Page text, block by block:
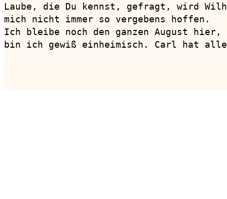
Laube, die Du kennst, gefragt, wird
mich nicht immer so vergebens hoffen.
Ich bleibe noch den ganzen August hier,
bin ich gewiß einheimisch. Carl hat